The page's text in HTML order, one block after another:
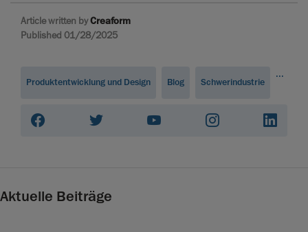
Article written byCreaform
Published 01/28/2025
Produktentwicklung und Design Blog Schwerindustrie
...
Aktuelle Beiträge